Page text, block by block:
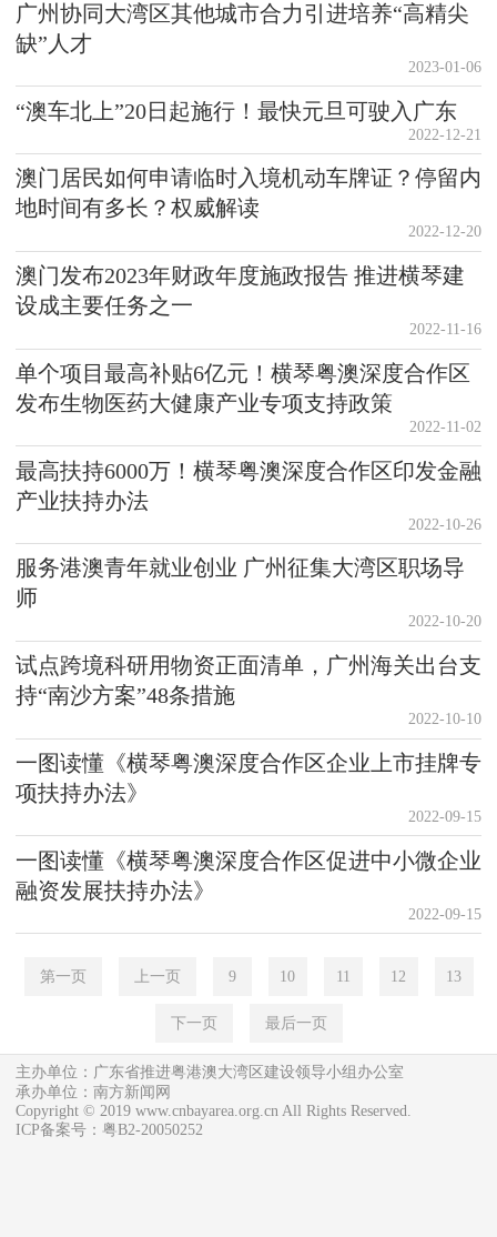
广州协同大湾区其他城市合力引进培养“高精尖
缺”人才
2023-01-06
“澳车北上”20日起施行！最快元旦可驶入广东
2022-12-21
澳门居民如何申请临时入境机动车牌证？停留内
地时间有多长？权威解读
2022-12-20
澳门发布2023年财政年度施政报告 推进横琴建
设成主要任务之一
2022-11-16
单个项目最高补贴6亿元！横琴粤澳深度合作区
发布生物医药大健康产业专项支持政策
2022-11-02
最高扶持6000万！横琴粤澳深度合作区印发金融
产业扶持办法
2022-10-26
服务港澳青年就业创业 广州征集大湾区职场导
师
2022-10-20
试点跨境科研用物资正面清单，广州海关出台支
持“南沙方案”48条措施
2022-10-10
一图读懂《横琴粤澳深度合作区企业上市挂牌专
项扶持办法》
2022-09-15
一图读懂《横琴粤澳深度合作区促进中小微企业
融资发展扶持办法》
2022-09-15
第一页 上一页 9 10 11 12 13
下一页 最后一页
主办单位：广东省推进粤港澳大湾区建设领导小组办公室
承办单位：南方新闻网
Copyright © 2019 www.cnbayarea.org.cn All Rights Reserved.
ICP备案号：粤B2-20050252